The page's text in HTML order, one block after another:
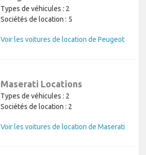
Types de véhicules : 2
Sociétés de location : 5
Voir les voitures de location de Peugeot
Maserati Locations
Types de véhicules : 2
Sociétés de location : 2
Voir les voitures de location de Maserati